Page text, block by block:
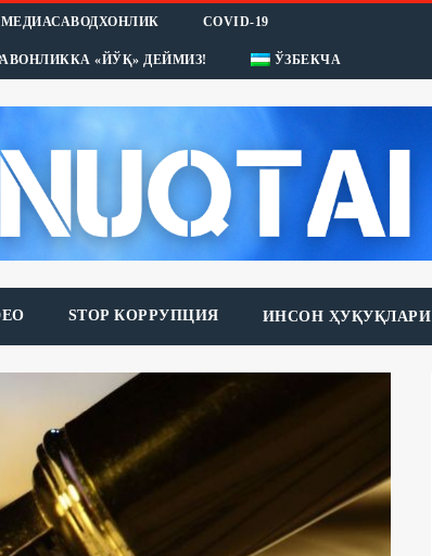
МЕДИАСАВОДХОНЛИК COVID-19
«ЙЎҚ» ДЕЙМИЗ! ЎЗБЕКЧА
STOP КОРРУПЦИЯ ИНСОН ҲУҚУҚЛАРИ